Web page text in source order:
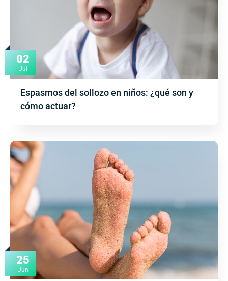
02
Jul
Espasmos del sollozo en niños: ¿qué son y
cómo actuar?
25
Jun